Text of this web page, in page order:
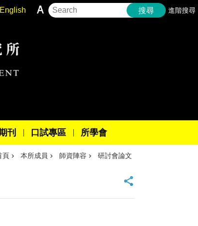
English 搜尋 進階搜尋
刊 口試專區 所學會
頁 本所成員 師資陣容 研討會論文